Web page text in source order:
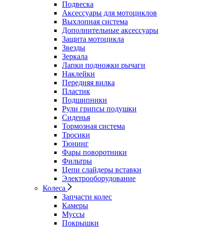
Подвеска
Аксессуары для мотоциклов
Выхлопная система
Дополнительные аксессуары
Защита мотоцикла
Звезды
Зеркала
Лапки подножки рычаги
Наклейки
Передняя вилка
Пластик
Подшипники
Рули грипсы подушки
Сиденья
Тормозная система
Тросики
Тюнинг
Фары поворотники
Фильтры
Цепи слайдеры вставки
Электрооборудование
Колеса
Запчасти колес
Камеры
Муссы
Покрышки